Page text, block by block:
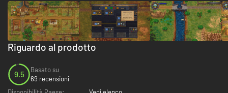
Riguardo al prodotto
9.5
Basato su
69 recensioni